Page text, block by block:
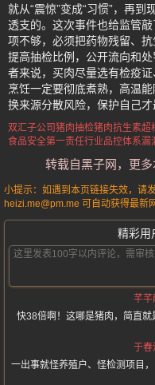
就从“震惊”变成“习惯”，再到
透支的。这次事件也给监管
项不够，必须把药物残留、
提高抽检比例，公开流向和
者来说，买肉尽量选有检疫
烹饪一定要彻底煮熟，高温
换来源分散风险，保护自己才
双汇子公司猪肉抽检猪肉抗生素超
食品安全第一责任行业品控体系漏
转载自黑子网，更
小提示：如遇到本页链接失效，请
heizi.me@pm.me 可自动获得最新
精彩用
芊芊
快38倍啊！这哪是猪肉，简直就
于春
一出事就怪养殖户、怪检测项目